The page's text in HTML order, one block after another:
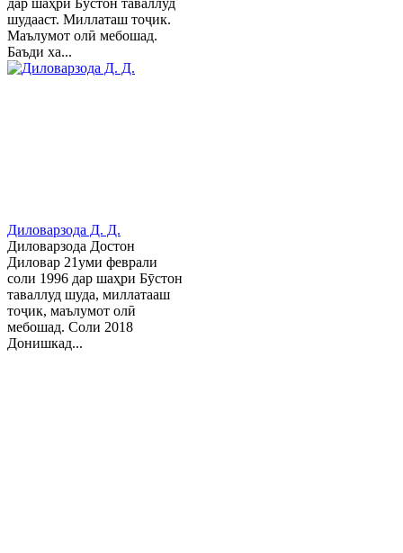
шудааст. Миллаташ тоҷик.
Маълумот олӣ мебошад.
Баъди ха...
Диловарзода Д. Д.
Диловарзода Достон
Диловар 21уми феврали
соли 1996 дар шаҳри Бӯстон
таваллуд шуда, миллатааш
тоҷик, маълумот олӣ
мебошад. Соли 2018
Донишкад...